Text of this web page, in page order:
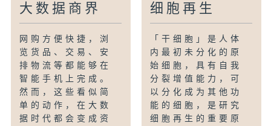
大数据商界
网购方便快捷，浏
览货品、交易、安
排物流等都能够在
智能手机上完成。
然而，这些看似简
单的动作，在大数
据时代都会变成资
细胞再生
「干细胞」是人体
内最初未分化的原
始细胞，具有自我
分裂增值能力，可
以分化成为其他功
能的细胞，是研究
细胞再生的重要原